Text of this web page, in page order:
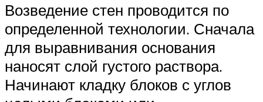
Возведение стен проводится по
определенной технологии. Сначала
для выравнивания основания
наносят слой густого раствора.
Начинают кладку блоков с углов